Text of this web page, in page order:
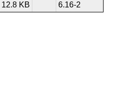
12.8 KB 6.16-2